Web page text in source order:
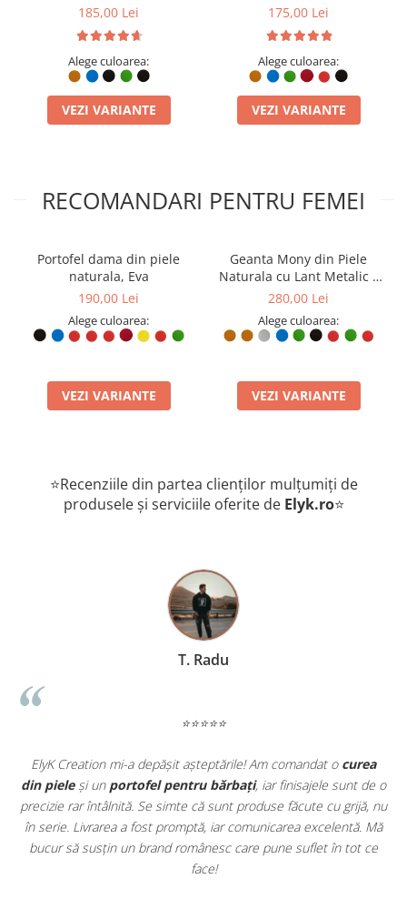
185,00 Lei
Alege culoarea:
VEZI VARIANTE
175,00 Lei
Alege culoarea:
VEZI VARIANTE
RECOMANDARI PENTRU FEMEI
Portofel dama din piele
naturala, Eva
190,00 Lei
Alege culoarea:
VEZI VARIANTE
Geanta Mony din Piele
Naturala cu Lant Metalic –
Design Elegant
280,00 Lei
Alege culoarea:
VEZI VARIANTE
⭐Recenziile din partea clienților mulțumiți de
produsele și serviciile oferite de Elyk.ro⭐
T. Radu
⭐⭐⭐⭐⭐
ElyK Creation mi-a depășit așteptările! Am comandat o curea
din pieleși un portofel pentru bărbați, iar finisajele sunt de o
precizie rar întâlnită. Se simte că sunt produse făcute cu grijă, nu
în serie. Livrarea a fost promptă, iar comunicarea excelentă. Mă
bucur să susțin un brand românesc care pune suflet în tot ce
face!